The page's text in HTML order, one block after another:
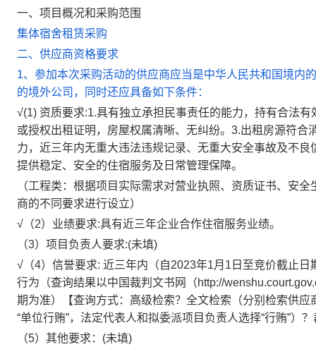
一、项目概况和采购范围
集体宿舍租赁采购
二、供应商资格要求
1、参加本次采购活动的供应商应当是中华人民共和国境内的
的境外公司，同时还应具备如下条件：
√(1) 资质要求:1.具有独立承担民事责任的能力，持有合法
或授权出租证明，房屋权属清晰、无纠纷。3.出租房源符
力，近三年内无重大违法违规记录、无重大安全事故及不
提供稳定、安全的住宿服务及日常管理保障。
（工程类：根据项目实际需求对营业执照、资质证书、安
商的不同要求进行设立）
√ （2）业绩要求:具有近三年企业合作住宿服务业绩。
（3）项目负责人要求:(未填)
√ （4）信誉要求: 近三年内（自2023年1月1日至竞价截止
行为（查询结果以中国裁判文书网（http://
期为准）【查询方式：高级检索？ 全文检索（分别检索供应
“单位行贿”，法定代表人和拟委派项目负责人选择“行贿”） ？
（5）其他要求：(未填)